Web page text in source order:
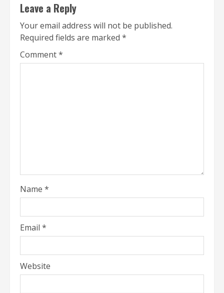
Leave a Reply
Your email address will not be published.
Required fields are marked *
Comment*
Name *
Email *
Website